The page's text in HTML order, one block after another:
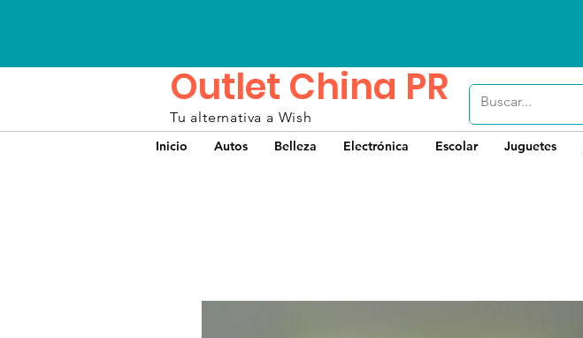
Outlet China PR
Tu alternativa a Wish
Inicio Autos Belleza Electrónica Escolar Juguetes